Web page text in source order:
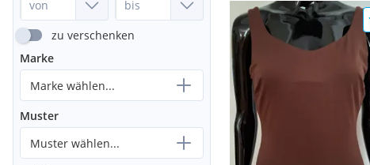
zu verschenken
Marke
Marke wählen...
Muster
Muster wählen...